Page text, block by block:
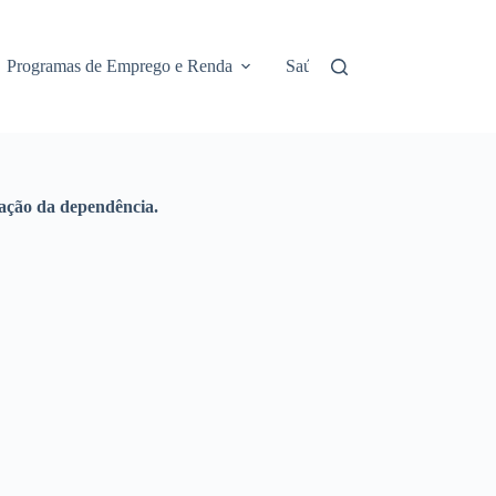
Programas de Emprego e Renda Saúde e Assistência
da dependência.